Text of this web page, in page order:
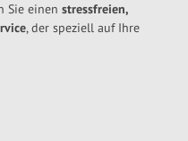
Sie einen stressfreien,
, der speziell auf Ihre